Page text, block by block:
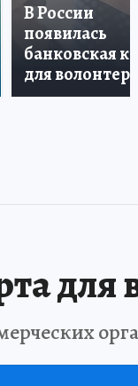
В России
появилась
банковская
для волонтеров
для